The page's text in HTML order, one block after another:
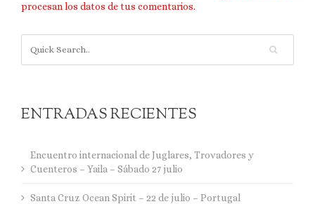
procesan los datos de tus comentarios.
ENTRADAS RECIENTES
Encuentro internacional de Juglares, Trovadores y
Cuenteros – Yaila – Sábado 27 julio
Santa Cruz Ocean Spirit – 22 de julio – Portugal